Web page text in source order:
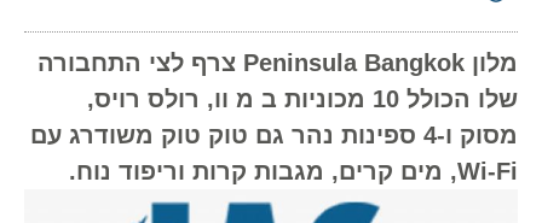
מלון Peninsula Bangkok צרף לצי התחבורה
שלו הכולל 10 מכוניות ב מ וו, רולס רויס,
מסוק ו-4 ספינות נהר גם טוק טוק משודרג עם
Wi-Fi, מים קרים, מגבות קרות וריפוד נוח.